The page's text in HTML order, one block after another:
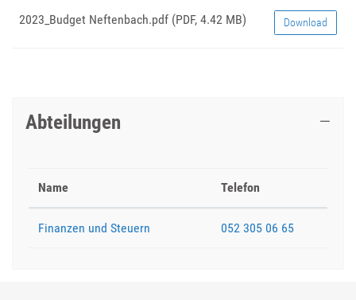
2023_Budget Neftenbach.pdf (PDF, 4.42 MB) Download
Abteilungen
Name Telefon
Finanzen und Steuern 052 305 06 65